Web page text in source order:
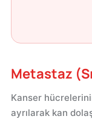
Metastaz
Kanser
ayrılarak kan